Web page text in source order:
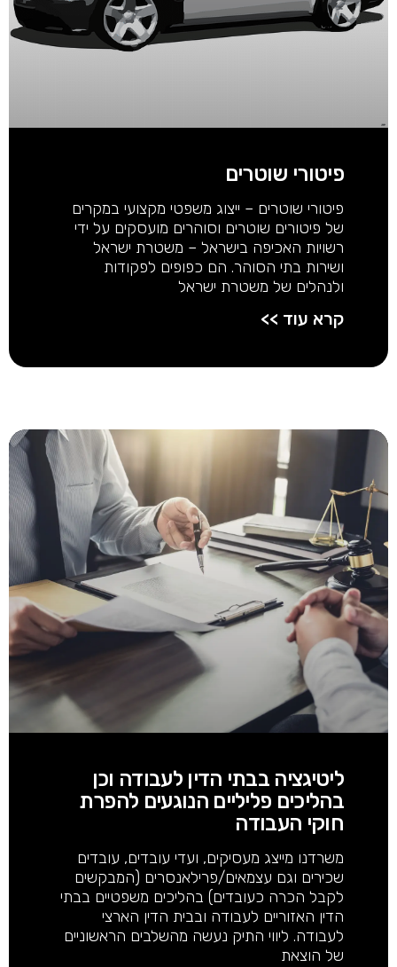
פיטורי שוטרים
פיטורי שוטרים – ייצוג משפטי מקצועי במקרים
של פיטורים שוטרים וסוהרים מועסקים על ידי
רשויות האכיפה בישראל – משטרת ישראל
ושירות בתי הסוהר. הם כפופים לפקודות
ולנהלים של משטרת ישראל
קרא עוד >>
ליטיגציה בבתי הדין לעבודה וכן
בהליכים פליליים הנוגעים להפרת
חוקי העבודה
משרדנו מייצג מעסיקים, ועדי עובדים, עובדים
שכירים וגם עצמאים/פרילאנסרים (המבקשים
לקבל הכרה כעובדים) בהליכים משפטיים בבתי
הדין האזוריים לעבודה ובבית הדין הארצי
לעבודה. ליווי התיק נעשה מהשלבים הראשוניים
של הוצאת